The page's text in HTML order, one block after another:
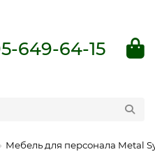
649-64-15
Мебель для персонала Metal